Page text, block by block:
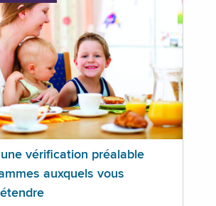
vérification préalable
auxquels vous